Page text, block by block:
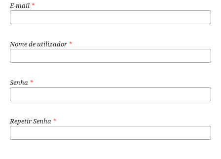
E-mail *
Nome de utilizador *
Senha *
Repetir Senha *